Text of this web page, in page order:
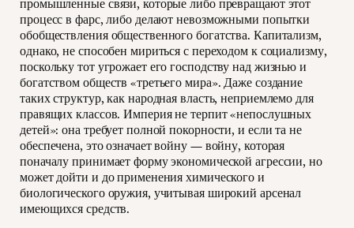
промышленные связи, которые либо превращают этот
процесс в фарс, либо делают невозможными попытки
обобществления общественного богатства. Капитализм,
однако, не способен мириться с переходом к социализму,
поскольку тот угрожает его господству над жизнью и
богатством обществ «третьего мира». Даже создание
таких структур, как народная власть, неприемлемо для
правящих классов. Империя не терпит «непослушных
детей»: она требует полной покорности, и если та не
обеспечена, это означает войну — войну, которая
поначалу принимает форму экономической агрессии, но
может дойти и до применения химического и
биологического оружия, учитывая широкий арсенал
имеющихся средств.